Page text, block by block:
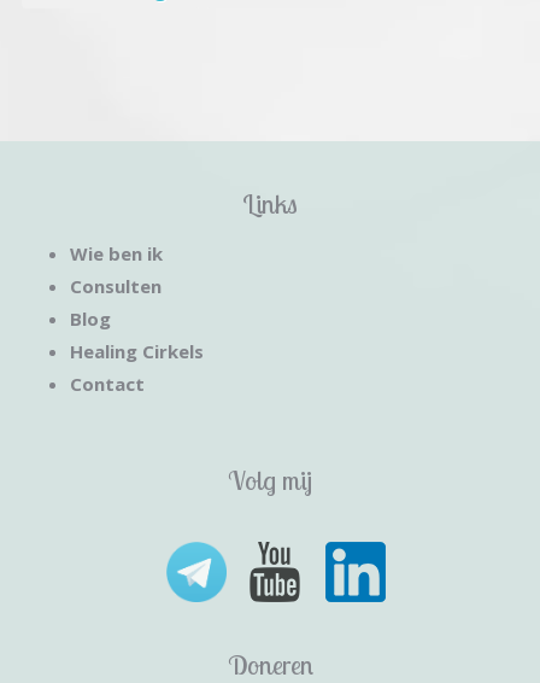
Links
Wie ben ik
Consulten
Blog
Healing Cirkels
Contact
Volg mij
Doneren